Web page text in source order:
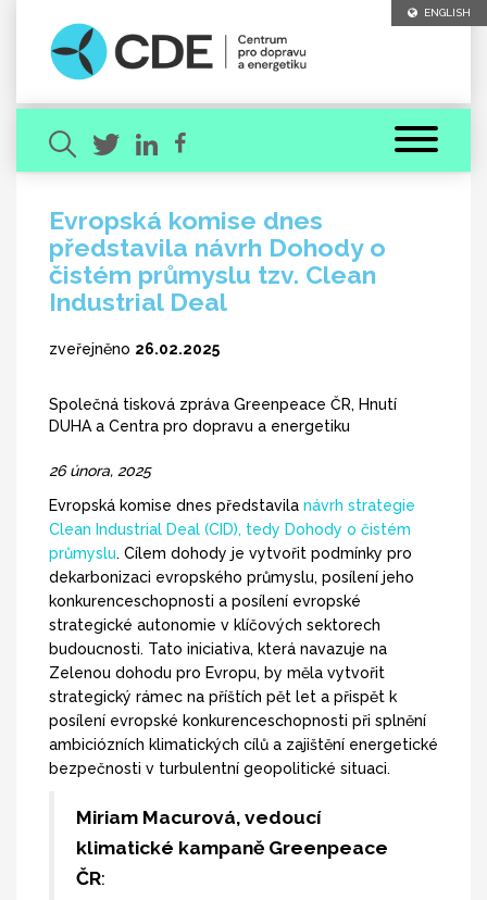
ENGLISH
Evropská komise dnes
představila návrh Dohody o
čistém průmyslu tzv. Clean
Industrial Deal
zveřejněno 26.02.2025
Společná tisková zpráva Greenpeace ČR, Hnutí
DUHA a Centra pro dopravu a energetiku
26 února, 2025
Evropská komise dnes představila návrh strategie
Clean Industrial Deal (CID), tedy Dohody o čistém
průmyslu. Cílem dohody je vytvořit podmínky pro
dekarbonizaci evropského průmyslu, posílení jeho
konkurenceschopnosti a posílení evropské
strategické autonomie v klíčových sektorech
budoucnosti. Tato iniciativa, která navazuje na
Zelenou dohodu pro Evropu, by měla vytvořit
strategický rámec na příštích pět let a přispět k
posílení evropské konkurenceschopnosti při splnění
ambiciózních klimatických cílů a zajištění energetické
bezpečnosti v turbulentní geopolitické situaci.
Miriam Macurová, vedoucí
klimatické kampaně Greenpeace
ČR:
Hledaný výraz
VYHLEDAT [ zavřít ]